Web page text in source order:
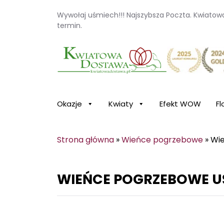
Wywołaj uśmiech!!! Najszybsza Poczta.
termin.
Kwiaciarnia internetowa Kwiatowa
Okazje Kwiaty Efekt WOW
Strona główna »Wieńce pogrzebowe »
WIEŃCE POGRZEBOWE